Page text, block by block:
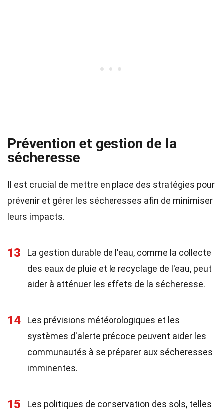
Prévention et gestion de la
sécheresse
Il est crucial de mettre en place des stratégies pour
prévenir et gérer les sécheresses afin de minimiser
leurs impacts.
13
La gestion durable de l'eau, comme la collecte
des eaux de pluie et le recyclage de l'eau, peut
aider à atténuer les effets de la sécheresse.
14
Les prévisions météorologiques et les
systèmes d'alerte précoce peuvent aider les
communautés à se préparer aux sécheresses
imminentes.
15
Les politiques de conservation des sols, telles